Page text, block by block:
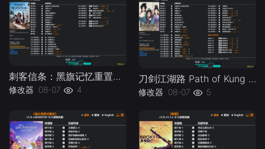
刺客信条：黑旗记忆重置Assassins Creed Black Flag Resynced v1.0-v1.0.x Plus 30 Trainer-单机修改器下载-仅支持迅雷（部分修改器仅支持本站游戏本体
修改器 08-07 4
刀剑江湖路 Path of Kung Fu v1.0 Plus 41 Trainer-单机修改器下载-仅支持迅雷（部分修改器仅支持本站游戏本体
修改器 08-07 5